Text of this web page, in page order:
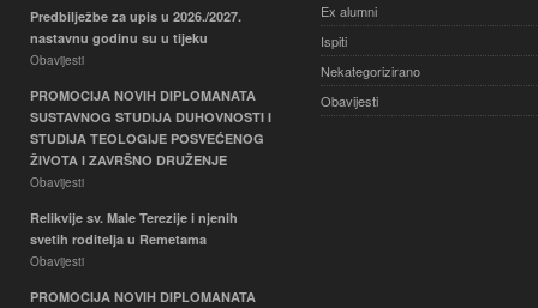
Predbilježbe za upis u 2026./2027.
nastavnu godinu su u tijeku
Obavijesti
PROMOCIJA NOVIH DIPLOMANATA
SUSTAVNOG STUDIJA DUHOVNOSTI I
STUDIJA TEOLOGIJE POSVEĆENOG
ŽIVOTA I ZAVRŠNO DRUŽENJE
Obavijesti
Relikvije sv. Male Terezije i njenih
svetih roditelja u Remetama
Obavijesti
PROMOCIJA NOVIH DIPLOMANATA
Ex alumni
Ispiti
Nekategorizirano
Obavijesti